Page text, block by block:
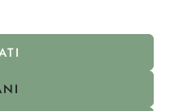
– 6točka2 !